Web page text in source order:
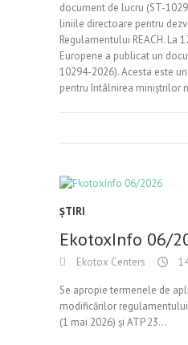
document de lucru (ST-
liniile directoare pentru
Regulamentului REACH. La
Europene a publicat un
10294-2026). Acesta este
pentru întâlnirea miniștrilor
ŞTIRI
EkotoxInfo 06/
Ekotox Centers
Se apropie termenele de
modificărilor regulamentului
(1 mai 2026) și ATP 23…